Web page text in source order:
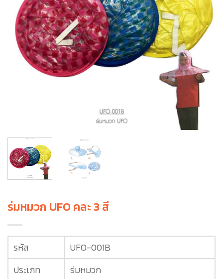
ร่มหมวก UFO คละ 3 สี
รหัส
UFO-001B
ประเภท
ร่มหมวก